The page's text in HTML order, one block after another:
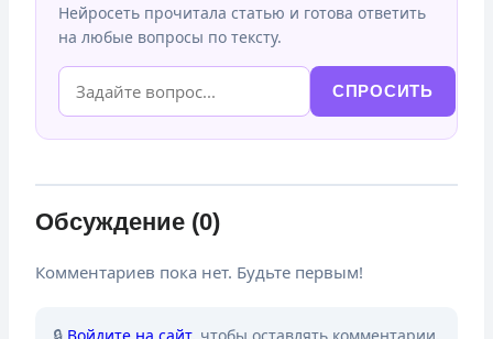
Нейросеть прочитала статью и готова ответить
на любые вопросы по тексту.
СПРОСИТЬ
Обсуждение (0)
Комментариев пока нет. Будьте первым!